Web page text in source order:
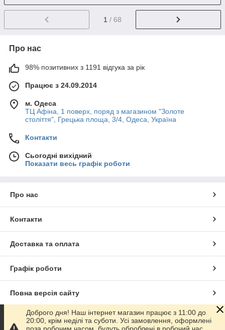
1 / 68
Про нас
98% позитивних з 1191 відгука за рік
Працює з 24.09.2014
м. Одеса
ТЦ Афіна, 1 поверх, поряд з магазином "Золоте
століття", Грецька площа, 3/4, Одеса, Україна
Контакти
Сьогодні вихідний
Показати весь графік роботи
Про нас
Контакти
Доставка та оплата
Графік роботи
Повна версія сайту
Сайт створено на маркетплейсіProm.ua
Доброго дня! Наш інтернет магазин працює з 11:00 до
20:00, крім неділі та суботи. Усі замовлення, оформлені